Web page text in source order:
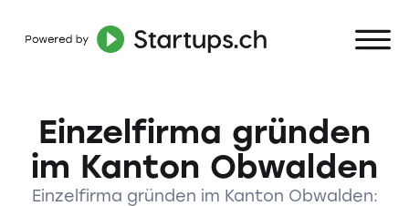
Einzelfirma gründen
im Kanton Obwalden
Einzelfirma gründen im Kanton Obwalden: